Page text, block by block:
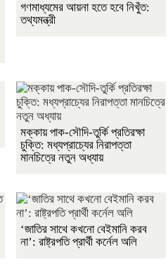
গণমাধ্যমের আয়না হতে হবে নিখুঁত:
তথ্যমন্ত্রী
মক্কায় পাক-সৌদি-তুর্কি প্রতিরক্ষা
চুক্তি: মধ্যপ্রাচ্যের নিরাপত্তা
মানচিত্রে নতুন অধ্যায়
‘জাতির সাথে কখনো বেইমানি করব
না’: রাষ্ট্রপতি প্রার্থী কর্নেল অলি